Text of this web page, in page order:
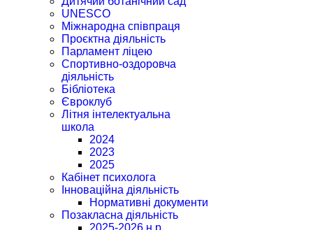
UNESCO
Міжнародна співпраця
Проєктна діяльність
Парламент ліцею
Спортивно-оздоровча
діяльність
Бібліотека
Євроклуб
Літня інтелектуальна
школа
2024
2023
2025
Кабінет психолога
Інноваційна діяльність
Нормативні документи
Позакласна діяльність
2025-2026 н.р.